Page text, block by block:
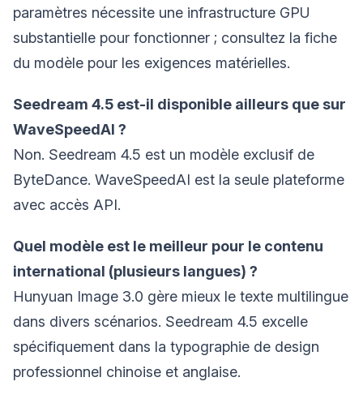
paramètres nécessite une infrastructure GPU
substantielle pour fonctionner ; consultez la fiche
du modèle pour les exigences matérielles.
Seedream 4.5 est-il disponible ailleurs que sur
WaveSpeedAI ?
Non. Seedream 4.5 est un modèle exclusif de
ByteDance. WaveSpeedAI est la seule plateforme
avec accès API.
Quel modèle est le meilleur pour le contenu
international (plusieurs langues) ?
Hunyuan Image 3.0 gère mieux le texte multilingue
dans divers scénarios. Seedream 4.5 excelle
spécifiquement dans la typographie de design
professionnel chinoise et anglaise.